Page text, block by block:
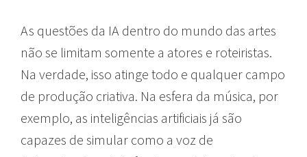
As questões da IA dentro do mundo das artes
não se limitam somente a atores e roteiristas.
Na verdade, isso atinge todo e qualquer campo
de produção criativa. Na esfera da música, por
exemplo, as inteligências artificiais já são
capazes de simular como a voz de